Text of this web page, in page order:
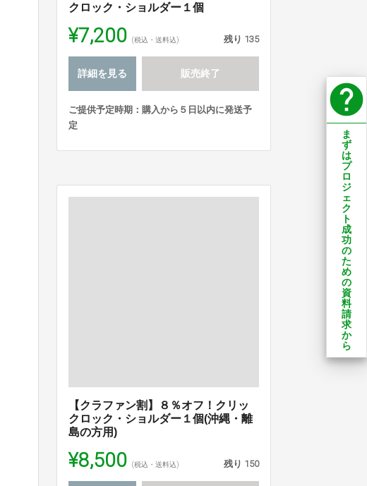
クロック・ショルダー１個
¥7,200 (税込・送料込) 残り 135
詳細を見る 販売終了
ご提供予定時期：購入から５日以内に発送予
定
【クラファン割】８％オフ！クリッ
クロック・ショルダー１個(沖縄・離
島の方用)
¥8,500 (税込・送料込) 残り 150
help
ま
ず
は
プ
ロ
ジ
ェ
ク
ト
成
功
の
た
め
の
資
料
請
求
か
ら